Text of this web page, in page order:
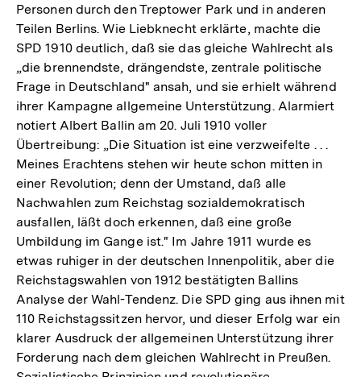
Personen durch den Treptower Park und in anderen
Teilen Berlins. Wie Liebknecht erklärte, machte die
SPD 1910 deutlich, daß sie das gleiche Wahlrecht als
„die brennendste, drängendste, zentrale politische
Frage in Deutschland" ansah, und sie erhielt während
ihrer Kampagne allgemeine Unterstützung. Alarmiert
notiert Albert Ballin am 20. Juli 1910 voller
Übertreibung: „Die Situation ist eine verzweifelte . . .
Meines Erachtens stehen wir heute schon mitten in
einer Revolution; denn der Umstand, daß alle
Nachwahlen zum Reichstag sozialdemokratisch
ausfallen, läßt doch erkennen, daß eine große
Umbildung im Gange ist." Im Jahre 1911 wurde es
etwas ruhiger in der deutschen Innenpolitik, aber die
Reichstagswahlen von 1912 bestätigten Ballins
Analyse der Wahl-Tendenz. Die SPD ging aus ihnen mit
110 Reichstagssitzen hervor, und dieser Erfolg war ein
klarer Ausdruck der allgemeinen Unterstützung ihrer
Forderung nach dem gleichen Wahlrecht in Preußen.